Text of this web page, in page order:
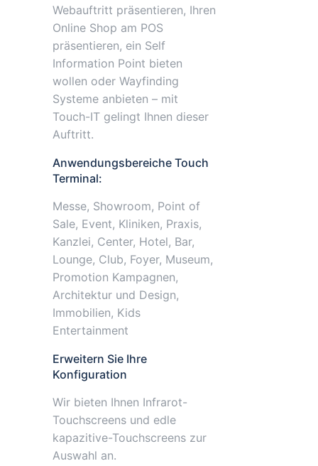
Webauftritt präsentieren, Ihren
Online Shop am POS
präsentieren, ein Self
Information Point bieten
wollen oder Wayfinding
Systeme anbieten – mit
Touch-IT gelingt Ihnen dieser
Auftritt.
Anwendungsbereiche Touch
Terminal:
Messe, Showroom, Point of
Sale, Event, Kliniken, Praxis,
Kanzlei, Center, Hotel, Bar,
Lounge, Club, Foyer, Museum,
Promotion Kampagnen,
Architektur und Design,
Immobilien, Kids
Entertainment
Erweitern Sie Ihre
Konfiguration
Wir bieten Ihnen Infrarot-
Touchscreens und edle
kapazitive-Touchscreens zur
Auswahl an.